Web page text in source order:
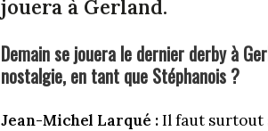
jouera à Gerland.
Demain se jouera le dernier derby à
nostalgie, en tant que Stéphanois ?
Jean-Michel Larqué :Il faut surtout